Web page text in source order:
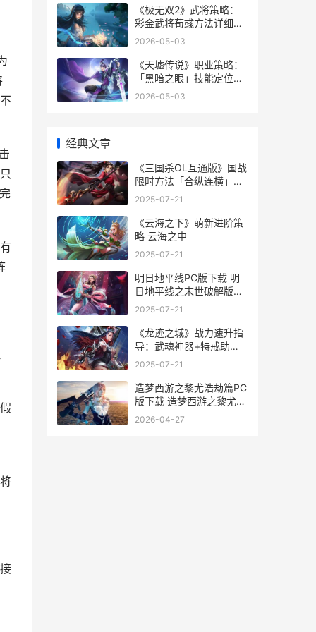
《极无双2》武将策略：
彩金武将荀彧方法详细解
答 极无双玩法攻略
2026-05-03
《天墟传说》职业策略：
「黑暗之眼」技能定位详
细解答 天墟怎么打
2026-05-03
经典文章
《三国杀OL互通版》国战
限时方法「合纵连横」详
细解答 三国杀ol互通版兑
2025-07-21
《云海之下》萌新进阶策
略 云海之中
2025-07-21
明日地平线PC版下载 明
日地平线之末世破解版下
载
2025-07-21
《龙迹之城》战力速升指
导：武魂神器+特戒助你
横扫玛法 龙城战记
2025-07-21
造梦西游之黎尤浩劫篇PC
版下载 造梦西游之黎尤浩
却
2026-04-27